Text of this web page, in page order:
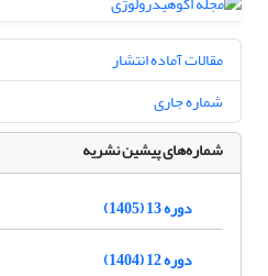
مقالات آماده انتشار
شماره جاری
شماره‌های پیشین نشریه
دوره 13 (1405)
دوره 12 (1404)